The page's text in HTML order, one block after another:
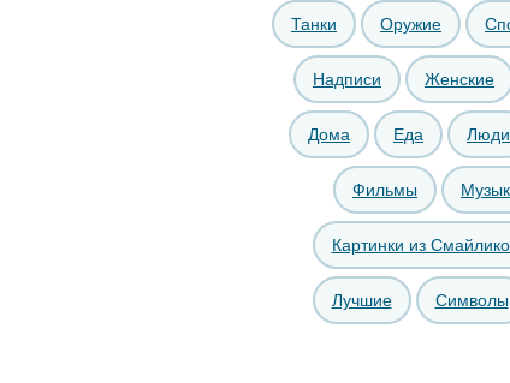
Танки Оружие
Надписи Женские
Дома Еда Люди
Фильмы
Картинки из
Лучшие Символы